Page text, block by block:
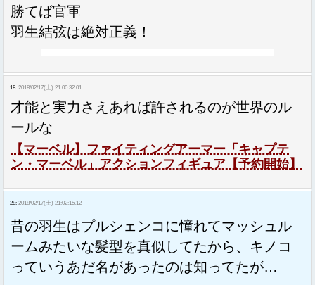
勝てば官軍
羽生結弦は絶対正義！
18: 2018/02/17(土) 21:00:32.01
才能と実力さえあれば許されるのが世界のル
ールな
【マーベル】ファイティングアーマー「キャプテ
ン・マーベル」アクションフィギュア【予約開始】
28: 2018/02/17(土) 21:02:15.12
昔の羽生はプルシェンコに憧れてマッシュル
ームみたいな髪型を真似してたから、キノコ
っていうあだ名があったのは知ってたが…